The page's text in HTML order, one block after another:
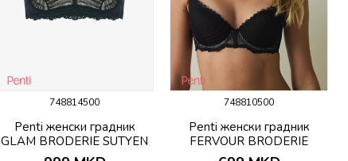
748814500
Penti женски градник
GLAM BRODERIE SUTYEN
B
748810500
Penti женски градник
FERVOUR BRODERIE
SUTYEN